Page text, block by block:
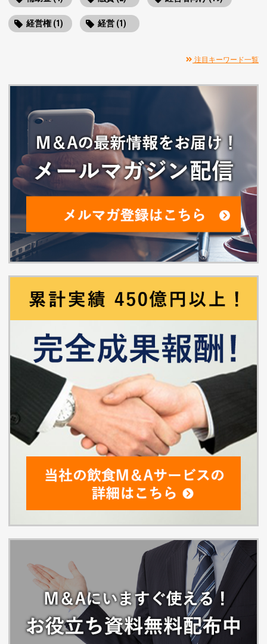
経営権 (1) 経営 (1)
注目キーワード一覧